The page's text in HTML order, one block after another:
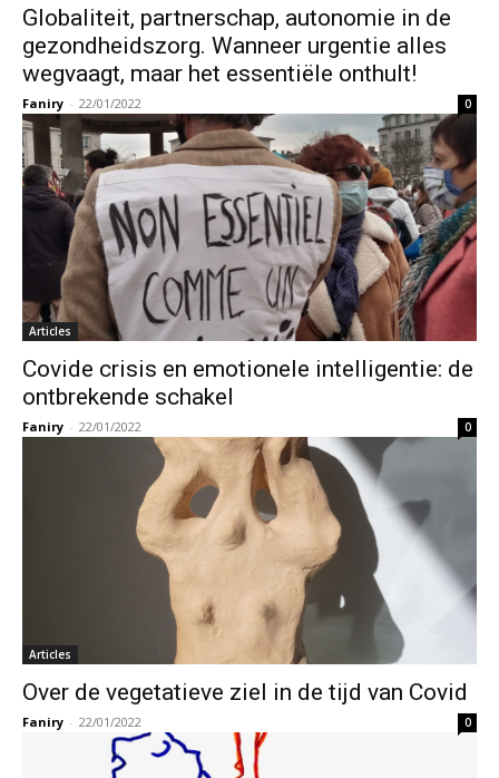
Globaliteit, partnerschap, autonomie in de
gezondheidszorg. Wanneer urgentie alles
wegvaagt, maar het essentiële onthult!
Faniry - 22/01/2022 0
Articles
Covide crisis en emotionele intelligentie: de
ontbrekende schakel
Faniry - 22/01/2022 0
Articles
Over de vegetatieve ziel in de tijd van Covid
Faniry - 22/01/2022 0